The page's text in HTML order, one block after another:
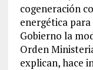
cogeneración
energética
Gobierno la
Orden
explican, hace